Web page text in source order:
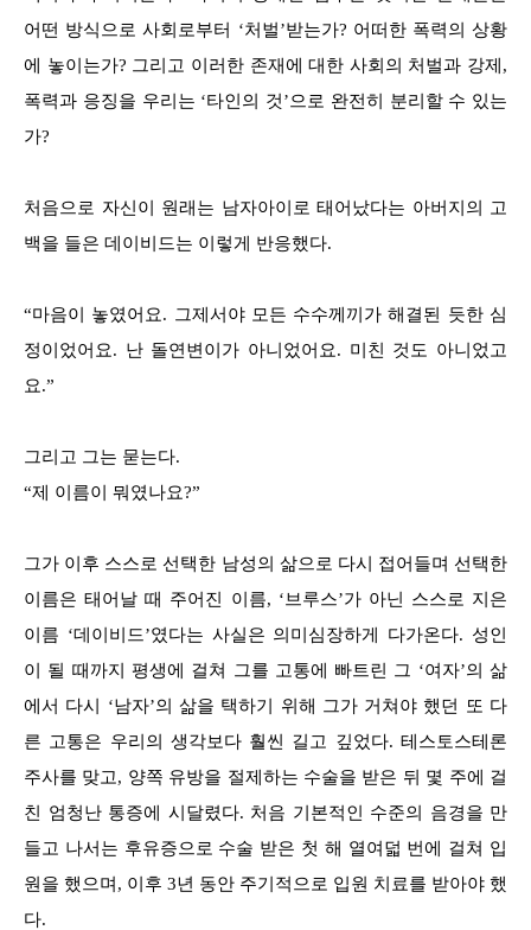
어떤 방식으로 사회로부터 ‘처벌’받는가? 어떠한 폭력의 상황
에 놓이는가? 그리고 이러한 존재에 대한 사회의 처벌과 강제,
폭력과 응징을 우리는 ‘타인의 것’으로 완전히 분리할 수 있는
가?
처음으로 자신이 원래는 남자아이로 태어났다는 아버지의 고
백을 들은 데이비드는 이렇게 반응했다.
“마음이 놓였어요. 그제서야 모든 수수께끼가 해결된 듯한 심
정이었어요. 난 돌연변이가 아니었어요. 미친 것도 아니었고
요.”
그리고 그는 묻는다.
“제 이름이 뭐였나요?”
그가 이후 스스로 선택한 남성의 삶으로 다시 접어들며 선택한
이름은 태어날 때 주어진 이름, ‘브루스’가 아닌 스스로 지은
이름 ‘데이비드’였다는 사실은 의미심장하게 다가온다. 성인
이 될 때까지 평생에 걸쳐 그를 고통에 빠트린 그 ‘여자’의 삶
에서 다시 ‘남자’의 삶을 택하기 위해 그가 거쳐야 했던 또 다
른 고통은 우리의 생각보다 훨씬 길고 깊었다. 테스토스테론
주사를 맞고, 양쪽 유방을 절제하는 수술을 받은 뒤 몇 주에 걸
친 엄청난 통증에 시달렸다. 처음 기본적인 수준의 음경을 만
들고 나서는 후유증으로 수술 받은 첫 해 열여덟 번에 걸쳐 입
원을 했으며, 이후 3년 동안 주기적으로 입원 치료를 받아야 했
다.